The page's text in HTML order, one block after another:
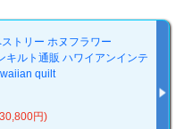
トリー ホヌフラワー
キルト通販 ハワイアンインテ
quilt
円)